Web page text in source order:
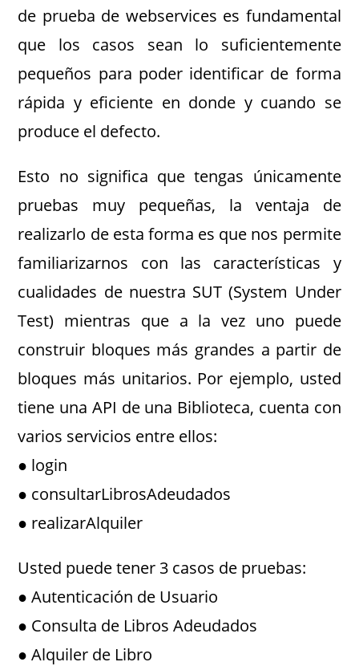
de prueba de webservices es fundamental
que los casos sean lo suficientemente
pequeños para poder identificar de forma
rápida y eficiente en donde y cuando se
produce el defecto.
Esto no significa que tengas únicamente
pruebas muy pequeñas, la ventaja de
realizarlo de esta forma es que nos permite
familiarizarnos con las características y
cualidades de nuestra SUT (System Under
Test) mientras que a la vez uno puede
construir bloques más grandes a partir de
bloques más unitarios. Por ejemplo, usted
tiene una API de una Biblioteca, cuenta con
varios servicios entre ellos:
● login
● consultarLibrosAdeudados
● realizarAlquiler
Usted puede tener 3 casos de pruebas:
● Autenticación de Usuario
● Consulta de Libros Adeudados
● Alquiler de Libro